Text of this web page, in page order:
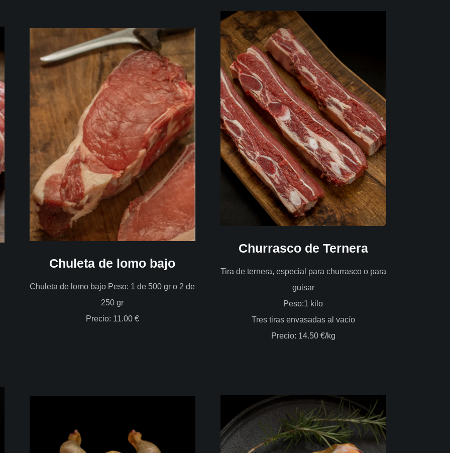
Chuleta de lomo bajo
Chuleta de lomo bajo Peso: 1 de 500 gr o 2 de
250 gr
Precio: 11.00 €
Churrasco de Ternera
Tira de ternera, especial para churrasco o para
guisar
Peso:1 kilo
Tres tiras envasadas al vacío
Precio: 14.50 €/kg